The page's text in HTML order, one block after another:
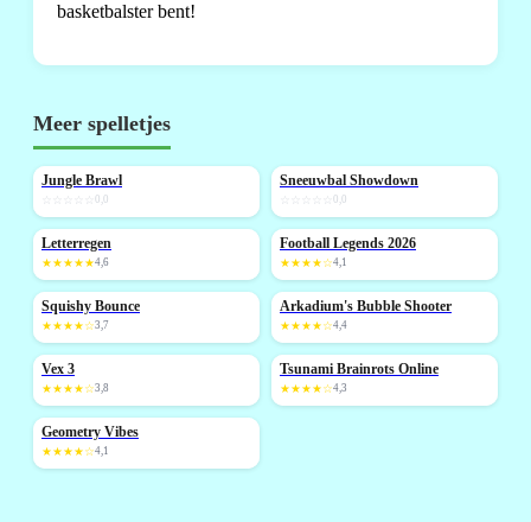
basketbalster bent!
Meer spelletjes
NIEUW
Jungle Brawl
0,0
NIEUW
Sneeuwbal Showdown
0,0
NIEUW
Letterregen
★★★★★4,6
NIEUW
Football Legends 2026
★★★★☆4,1
NIEUW
Squishy Bounce
★★★★☆3,7
NIEUW
Arkadium's Bubble Shooter
★★★★☆4,4
NIEUW
Vex 3
★★★★☆3,8
NIEUW
Tsunami Brainrots Online
★★★★☆4,3
NIEUW
Geometry Vibes
★★★★☆4,1